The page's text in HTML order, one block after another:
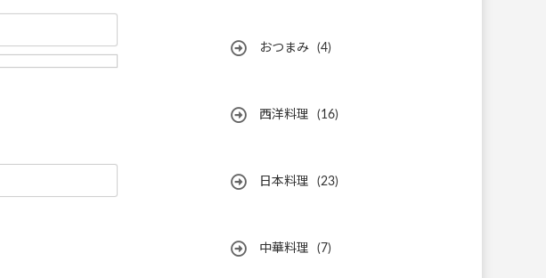
おつまみ (4)
西洋料理 (16)
日本料理 (23)
中華料理 (7)